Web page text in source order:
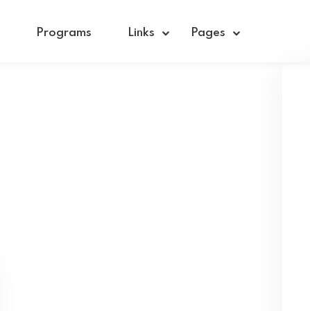
Programs Links Pages